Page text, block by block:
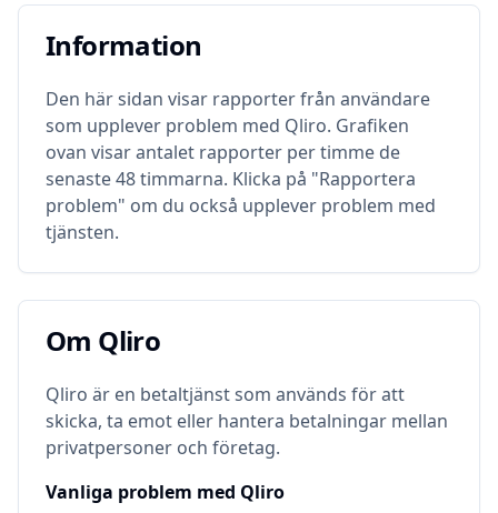
Information
Information
Den här sidan visar rapporter från användare
som upplever problem med Qliro. Grafiken
ovan visar antalet rapporter per timme de
senaste 48 timmarna. Klicka på "Rapportera
problem" om du också upplever problem med
tjänsten.
Om
Om Qliro
Qliro är en betaltjänst som används för att
skicka, ta emot eller hantera betalningar mellan
privatpersoner och företag.
Vanliga problem med Qliro